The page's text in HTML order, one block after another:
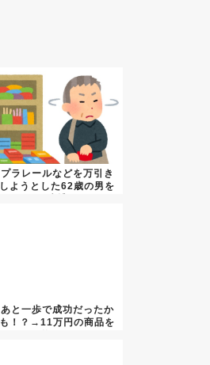
プラレールなどを万引き
しようとした62歳の男を
あと一歩で成功だったか
も！？→11万円の商品を